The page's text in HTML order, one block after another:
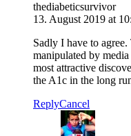
thediabeticsurvivor
13. August 2019 at
Sadly I have to agree.
manipulated by
most attractive
the A1c in the long
ReplyCancel